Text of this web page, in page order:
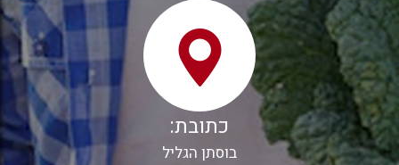
כתובת:
בוסתן הגליל